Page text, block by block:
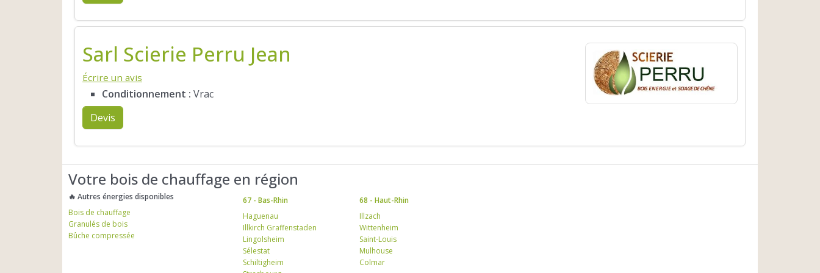
Sarl Scierie Perru Jean
Écrire un avis
Conditionnement : Vrac
Devis
Votre bois de chauffage en région
🔥 Autres énergies disponibles
Bois de chauffage
Granulés de bois
Bûche compressée
67 - Bas-Rhin
Haguenau
Illkirch Graffenstaden
Lingolsheim
Sélestat
Schiltigheim
68 - Haut-Rhin
Illzach
Wittenheim
Saint-Louis
Mulhouse
Colmar